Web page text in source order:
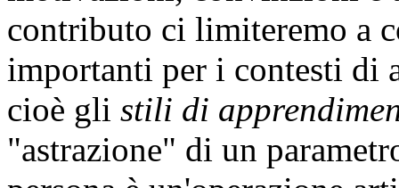
contributo ci limiteremo a
importanti per i contesti di
cioè gli stili di
"astrazione" di un